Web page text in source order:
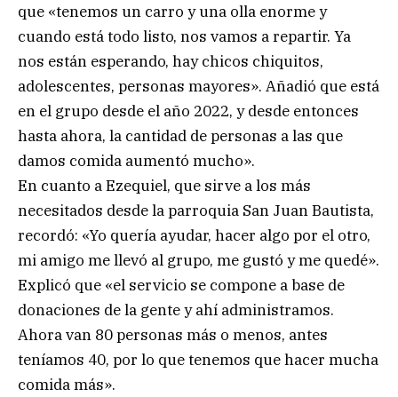
que «tenemos un carro y una olla enorme y
cuando está todo listo, nos vamos a repartir. Ya
nos están esperando, hay chicos chiquitos,
adolescentes, personas mayores». Añadió que está
en el grupo desde el año 2022, y desde entonces
hasta ahora, la cantidad de personas a las que
damos comida aumentó mucho».
En cuanto a Ezequiel, que sirve a los más
necesitados desde la parroquia San Juan Bautista,
recordó: «Yo quería ayudar, hacer algo por el otro,
mi amigo me llevó al grupo, me gustó y me quedé».
Explicó que «el servicio se compone a base de
donaciones de la gente y ahí administramos.
Ahora van 80 personas más o menos, antes
teníamos 40, por lo que tenemos que hacer mucha
comida más».